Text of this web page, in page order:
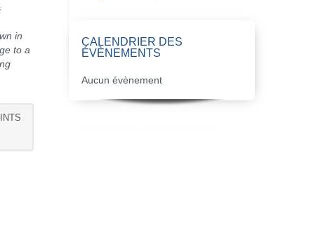
in
to a
CALENDRIER DES
ÉVÈNEMENTS
Aucun évènement